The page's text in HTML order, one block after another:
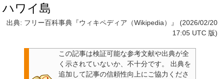
ハワイ島
出典: フリー百科事典『ウィキペディア（Wikipedia）』 (2026/02/20
17:05 UTC 版)
この記事は検証可能な参考文献や出典が全
く示されていないか、不十分です。
出典を
追加して記事の信頼性向上にご協力くださ